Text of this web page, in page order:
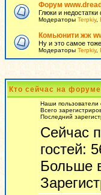
Форум
Глюки и
Модераторы Terpkiy,
Комьюнити жж
Ну и это самое
Модераторы Terpkiy,
Кто сейчас на форуме
Наши пользователи
Всего
Последний
Сейчас
гостей:
Больше